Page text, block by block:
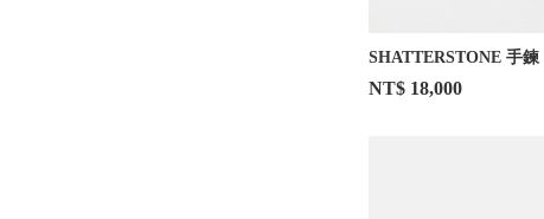
SHATTERSTONE 手鍊
NT$ 18,000